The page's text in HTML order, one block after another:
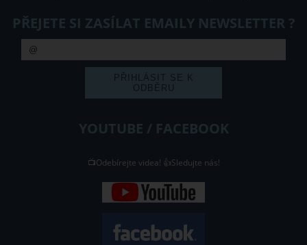
PŘEJETE SI ZASÍLAT EMAILY NEWSLETTER ?
YOUTUBE / FACEBOOK
📺Odebírejte videa! 👍Sledujte nás!